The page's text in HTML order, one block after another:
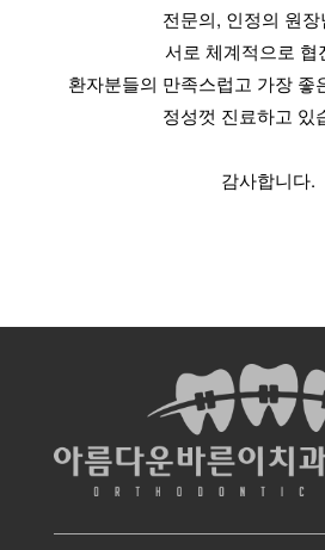
전문의, 인정의 원장
서로 체계적으로 협
환자분들의 만족스럽고 가장 좋
정성껏 진료하고 있
감사합니다.